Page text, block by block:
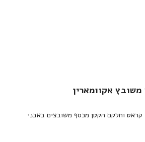
התכשיטים עשויים זהב 14 קראט וחלקם הקטן מכסף משובצים באבני